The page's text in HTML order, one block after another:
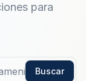
para
Buscar